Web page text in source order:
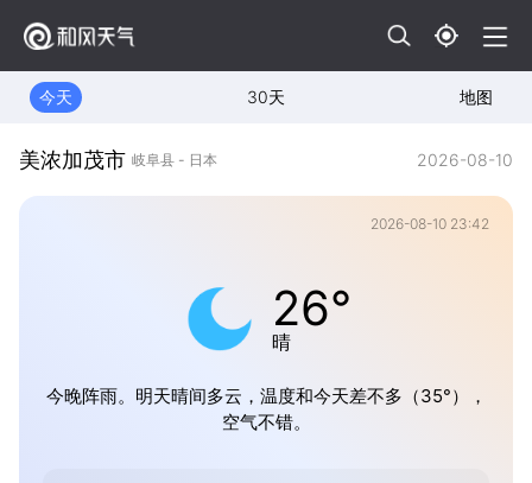
今天 30天 地图
美浓加茂市 岐阜县 - 日本 2026-08-10
2026-08-10 23:42
26°
晴
今晚阵雨。明天晴间多云，温度和今天差不多（35°），
空气不错。